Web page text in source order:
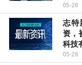
05-28
志特
资，
科技
05-28